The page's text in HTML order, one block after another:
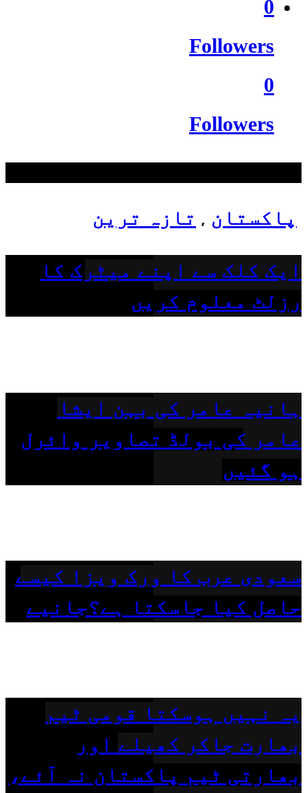
0
Followers
0
Followers
پاکستان , تازہ ترین
ایک کلک سے اپنے میٹرک کا
رزلٹ معلوم کریں
ہانیہ عامر کی بہن ایشا
عامر کی بولڈ تصاویر وائرل
ہو گئیں
سعودی عرب کا ورک ویزا کیسے
حاصل کیا جاسکتا ہے؟جانیے
یہ نہیں ہوسکتا قومی ٹیم
بھارت جاکر کھیلے اور
بھارتی ٹیم پاکستان نہ آئے،